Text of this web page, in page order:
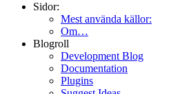
Sidor:
Mest använda källor:
Om…
Blogroll
Development Blog
Documentation
Plugins